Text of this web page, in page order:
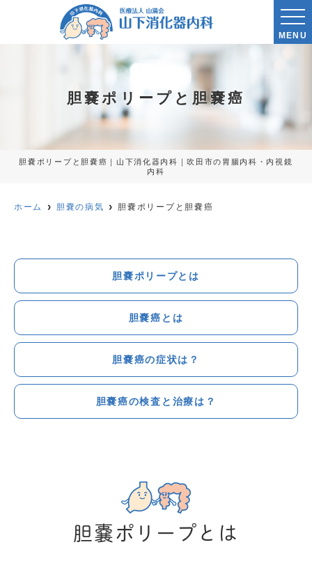
MENU
胆嚢ポリープと胆嚢癌
胆嚢ポリープと胆嚢癌｜山下消化器内科｜吹田市の胃腸内科・内視鏡
内科
ホーム 胆嚢の病気 胆嚢ポリープと胆嚢癌
胆嚢ポリープとは
胆嚢癌とは
胆嚢癌の症状は？
胆嚢癌の検査と治療は？
胆嚢ポリープとは